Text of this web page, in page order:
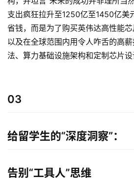
原
栏
行
支出疯狂拉升至1250亿至1450亿美
省钱，而是为了购买英伟达高性能芯
以及在全球范围内用令人咋舌的高
法、算力基础设施架构和定制芯片设
03
给留学生的“深度洞察”：
告别“工具人”思维